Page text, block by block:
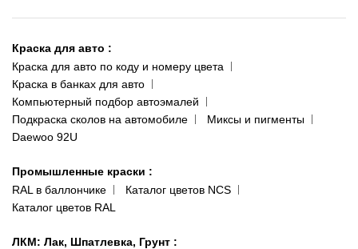
093 611-39-23
(ориентир: Интайм №40)
Одесса
пр-т Акад. Глушко, 29
066 554-97-70
Доставка и оплата
Сотрудничество
Наши публикации
Публичная оферта
Политика конфиденциальности
Краска для авто :
Краска для авто по коду и номеру цвета
Краска в банках для авто
Компьютерный подбор автоэмалей
Подкраска сколов на автомобиле
Миксы и пигменты
Daewoo 92U
Промышленные краски :
RAL в баллончике
Каталог цветов NCS
Каталог цветов RAL
ЛКМ: Лак, Шпатлевка, Грунт :